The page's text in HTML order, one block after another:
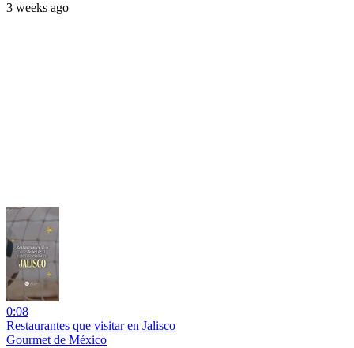
3 weeks ago
0:08
Restaurantes que visitar en Jalisco
Gourmet de México